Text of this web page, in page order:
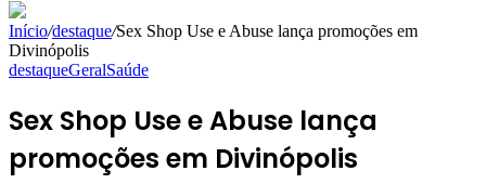
Início/destaque/Sex Shop Use e Abuse lança promoções em
Divinópolis
destaqueGeralSaúde
Sex Shop Use e Abuse lança
promoções em Divinópolis